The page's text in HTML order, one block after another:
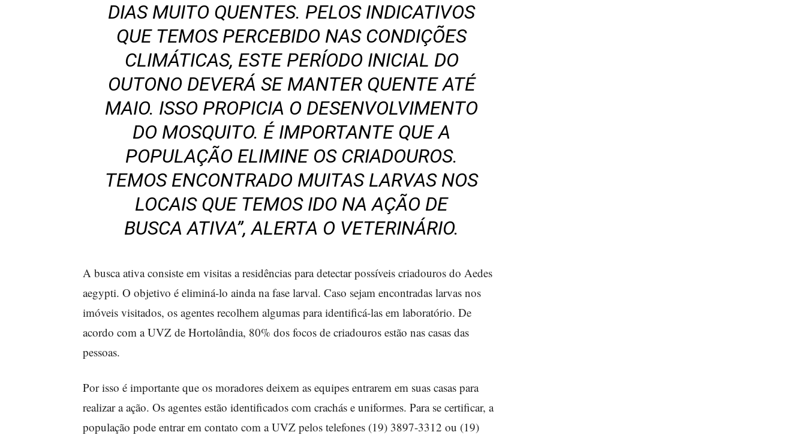
DIAS MUITO QUENTES. PELOS INDICATIVOS
QUE TEMOS PERCEBIDO NAS CONDIÇÕES
CLIMÁTICAS, ESTE PERÍODO INICIAL DO
OUTONO DEVERÁ SE MANTER QUENTE ATÉ
MAIO. ISSO PROPICIA O DESENVOLVIMENTO
DO MOSQUITO. É IMPORTANTE QUE A
POPULAÇÃO ELIMINE OS CRIADOUROS.
TEMOS ENCONTRADO MUITAS LARVAS NOS
LOCAIS QUE TEMOS IDO NA AÇÃO DE
BUSCA ATIVA”, ALERTA O VETERINÁRIO.
A busca ativa consiste em visitas a residências para detectar possíveis criadouros do Aedes
aegypti. O objetivo é eliminá-lo ainda na fase larval. Caso sejam encontradas larvas nos
imóveis visitados, os agentes recolhem algumas para identificá-las em laboratório. De
acordo com a UVZ de Hortolândia, 80% dos focos de criadouros estão nas casas das
pessoas.
Por isso é importante que os moradores deixem as equipes entrarem em suas casas para
realizar a ação. Os agentes estão identificados com crachás e uniformes. Para se certificar, a
população pode entrar em contato com a UVZ pelos telefones (19) 3897-3312 ou (19)